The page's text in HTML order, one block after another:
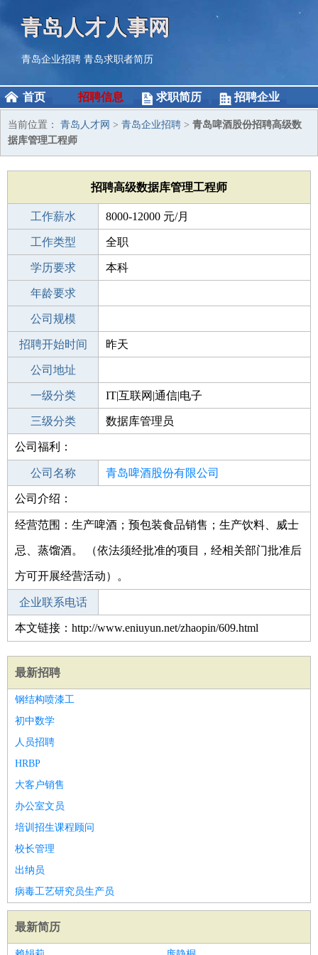
青岛人才人事网
青岛企业招聘 青岛求职者简历
首页 招聘信息 求职简历 招聘企业
当前位置： 青岛人才网 > 青岛企业招聘 > 青岛啤酒股份招聘高级数
据库管理工程师
招聘高级数据库管理工程师
工作薪水 8000-12000 元/月
招聘人数 1人
工作类型 全职
性别要求 -
学历要求 本科
工作经验
年龄要求
工作地点
公司规模
公司电话
招聘开始时间 昨天
招聘结束时间
公司地址
一级分类 IT|互联网|通信|电子
二级分类 IT项目
三级分类 数据库管理员
其他行业
公司福利：
公司名称 青岛啤酒股份有限公司
公司类型
市)
公司介绍：
经营范围：生产啤酒；预包装食品销售；生产饮料、威士
忌、蒸馏酒。 （依法须经批准的项目，经相关部门批准后
方可开展经营活动）。
企业联系电话
本文链接：http://www.eniuyun.net/zhaopin/609.html
最新招聘
钢结构喷漆工
初中数学
人员招聘
HRBP
大客户销售
办公室文员
培训招生课程顾问
校长管理
出纳员
病毒工艺研究员生产员
最新简历